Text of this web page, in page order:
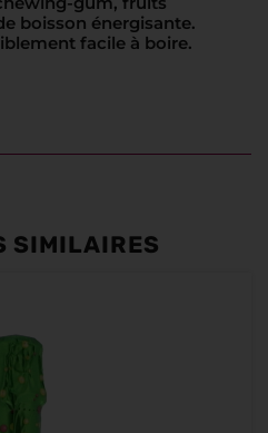
boisson énergisante.
facile à boire.
SIMILAIRES